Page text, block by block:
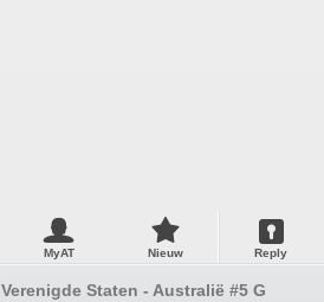
MyAT Nieuw Reply
Verenigde Staten - Australië #5 Goede